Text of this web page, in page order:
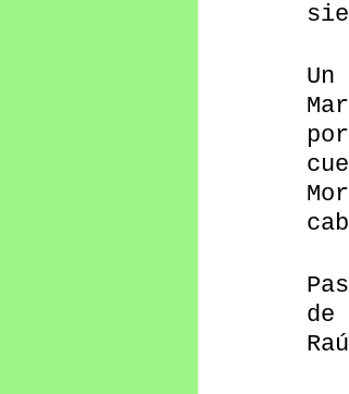
de